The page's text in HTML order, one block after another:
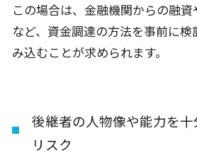
この場合は、金融機関からの融
など、資金調達の方法を事前に
み込むことが求められます。
後継者の人物像や能力を
リスク